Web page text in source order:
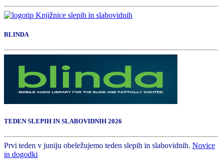
BLINDA
TEDEN SLEPIH IN SLABOVIDNIH 2026
Prvi teden v juniju obeležujemo teden slepih in slabovidnih. Novice
in dogodki